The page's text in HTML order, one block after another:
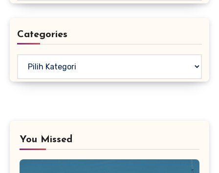
Categories
You Missed